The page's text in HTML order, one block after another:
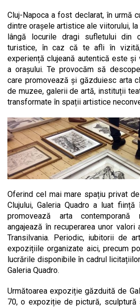
Cluj-Napoca a fost declarat, în urmă
dintre orașele artistice ale viitorului,
lângă locurile dragi sufletului din
turistice, în caz că te afli în
experiență clujeană autentică este și
a orașului. Te provocăm să
care promovează și găzduiesc arta
de muzee, galerii de artă, instituții
transformate în spații artistice
Oferind cel mai mare spațiu privat
Clujului, Galeria Quadro a luat ființă
promovează arta
angajează în recuperarea unor valori
Transilvania. Periodic, iubitorii de
expozițiile organizate aici, precum
lucrările disponibile în cadrul
Galeria Quadro.
Următoarea expoziție găzduită de
70, o expoziție de pictură,